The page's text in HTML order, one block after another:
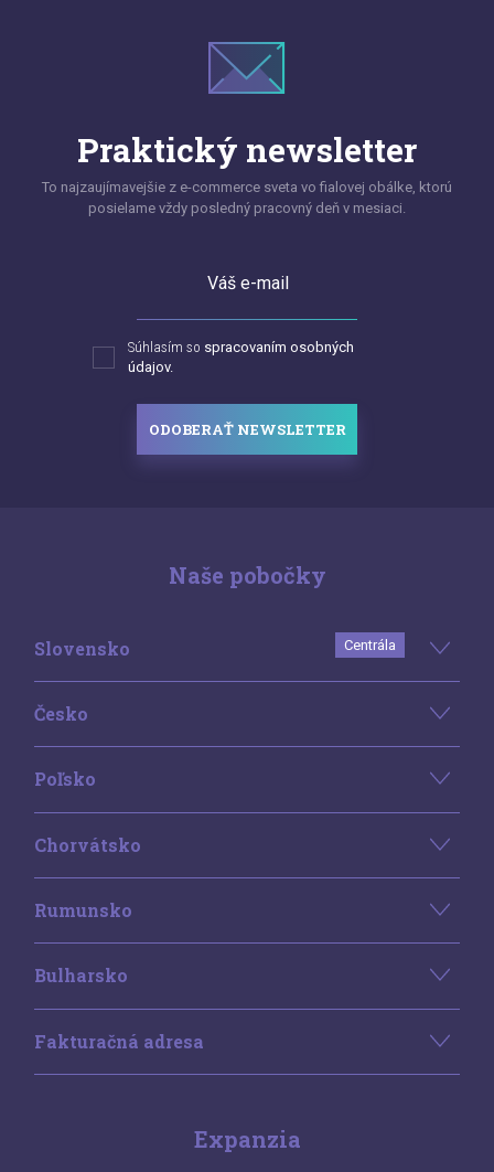
Praktický newsletter
To najzaujímavejšie z e-commerce sveta vo fialovej obálke, ktorú
posielame vždy posledný pracovný deň v mesiaci.
Váš e-mail
Súhlasím so spracovaním osobných
údajov.
ODOBERAŤ NEWSLETTER
Naše pobočky
Slovensko Centrála
Česko
Poľsko
Chorvátsko
Rumunsko
Bulharsko
Fakturačná adresa
Expanzia